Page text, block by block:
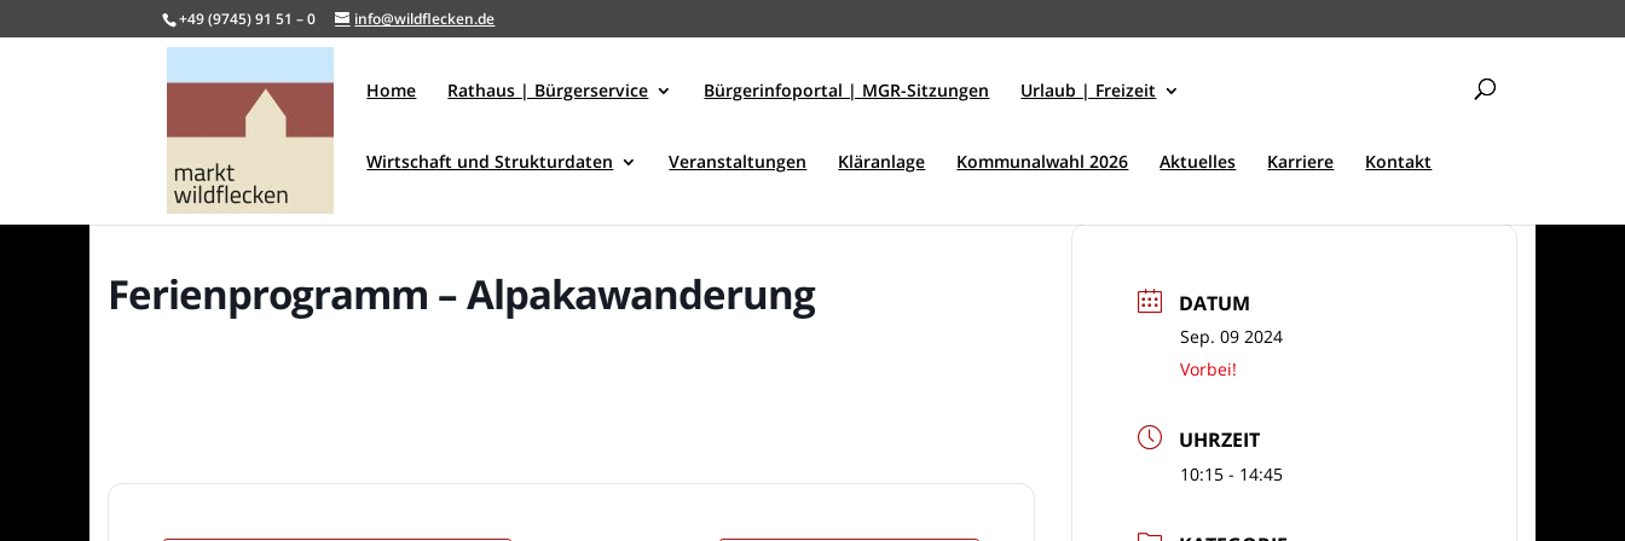
+49 (9745) 91 51 – 0 info@wildflecken.de
Home Rathaus | Bürgerservice Bürgerinfoportal | MGR-Sitzungen Urlaub | Freizeit
Wirtschaft und Strukturdaten Veranstaltungen Kläranlage Kommunalwahl 2026 Aktuelles Karriere Kontakt
Ferienprogramm – Alpakawanderung DATUM
Sep. 09 2024
Vorbei!
UHRZEIT
10:15 - 14:45